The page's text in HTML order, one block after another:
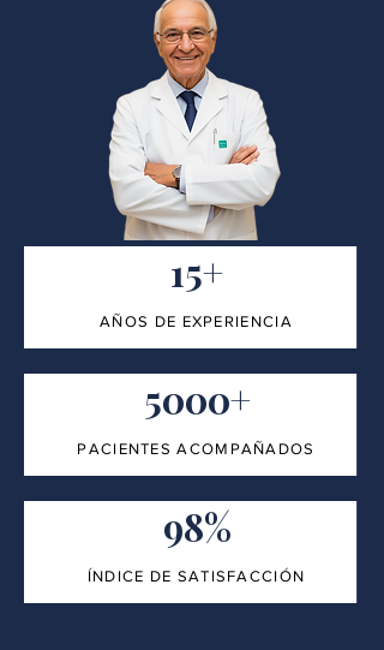
15+
AÑOS DE EXPERIENCIA
5000+
PACIENTES ACOMPAÑADOS
98%
ÍNDICE DE SATISFACCIÓN